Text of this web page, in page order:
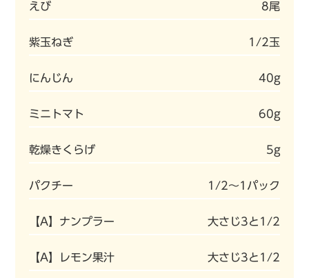
えび 8尾
紫玉ねぎ 1/2玉
にんじん 40g
ミニトマト 60g
乾燥きくらげ 5g
パクチー 1/2〜1パック
【A】ナンプラー 大さじ3と1/2
【A】レモン果汁 大さじ3と1/2